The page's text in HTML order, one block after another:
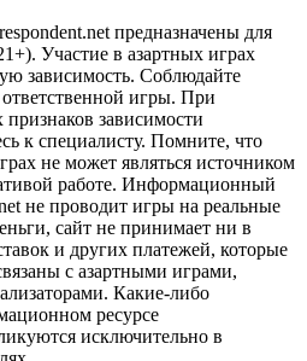
предназначены для
Участие в азартных играх
зависимость. Соблюдайте
игры. При
зависимости
к специалисту. Помните, что
не может являться источником
работе. Информационный
не проводит игры на реальные
сайт не принимает ни в
и других платежей, которые
с азартными играми,
Какие-либо
ресурсе
исключительно в